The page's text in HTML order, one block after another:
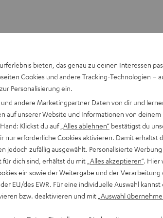
am besten?
Nice-to-have
kaum Sound-Leak
gute Abschirmung Multipoint,
Dröhnen, hält Fokus Lange Laufzeit,
bieten, das genau zu deinen Interessen
Cookies und andere Tracking-Technologien –
Personalisierung ein.
andere Marketingpartner Daten von dir und
auf unserer Website und Informationen von deinem
Klickst du auf „Alles ablehnen“ bestätigst du
nur erforderliche Cookies aktivieren. Damit erhältst
jedoch zufällig ausgewählt. Personalisierte
dich sind, erhältst du mit „Alles akzeptieren“. Hier
ein sowie der Weitergabe und der Verarbeitung
EU/des EWR. Für eine individuelle Auswahl kannst
bzw. deaktivieren und mit „Auswahl